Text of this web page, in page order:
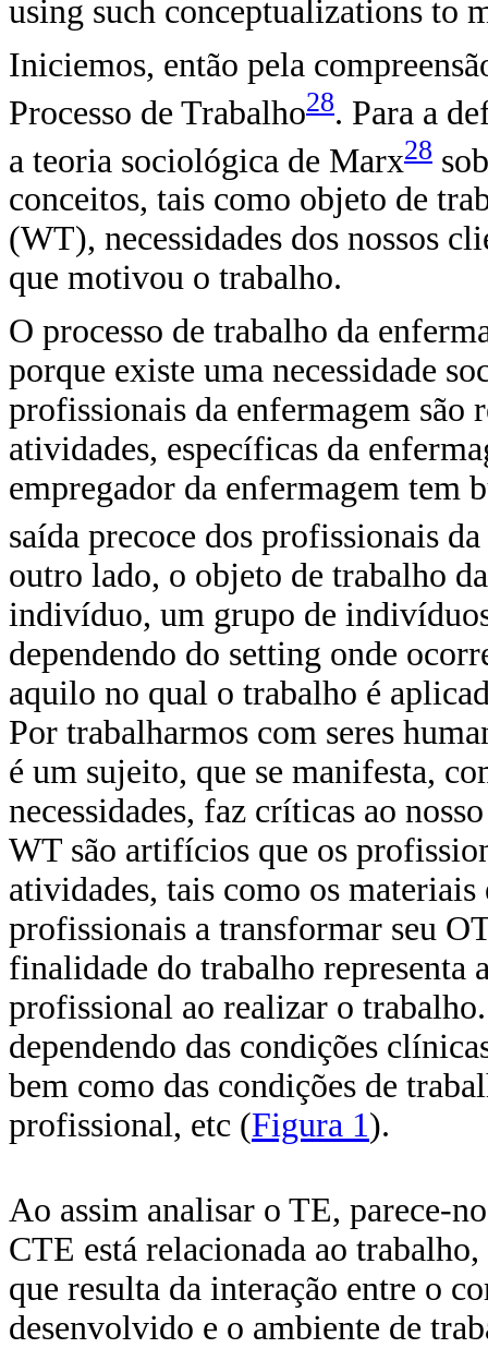
using such conceptualizations to
Iniciemos, então pela
Processo de Trabalho28. Para a
a teoria sociológica de Marx28
conceitos, tais como objeto de
(WT), necessidades dos nossos
que motivou o trabalho.
O processo de trabalho da
porque existe uma necessidade
profissionais da enfermagem são
atividades, específicas da
empregador da enfermagem tem
saída precoce dos profissionais
outro lado, o objeto de trabalho
indivíduo, um grupo de
dependendo do setting onde
aquilo no qual o trabalho é
Por trabalharmos com seres
é um sujeito, que se manifesta,
necessidades, faz críticas ao
WT são artifícios que os
atividades, tais como os
profissionais a transformar seu
finalidade do trabalho representa
profissional ao realizar o
dependendo das condições
bem como das condições de
profissional, etc (Figura 1).
Ao assim analisar o TE, parece-
CTE está relacionada ao
que resulta da interação entre o
desenvolvido e o ambiente de